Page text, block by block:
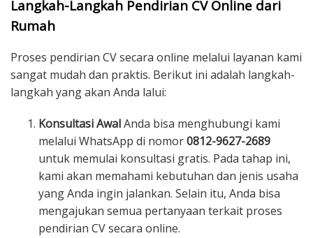
Langkah-Langkah Pendirian CV Online dari
Rumah
Proses pendirian CV secara online melalui layanan kami
sangat mudah dan praktis. Berikut ini adalah langkah-
langkah yang akan Anda lalui:
Konsultasi AwalAnda bisa menghubungi kami
melalui WhatsApp di nomor0812-9627-2689
untuk memulai konsultasi gratis. Pada tahap ini,
kami akan memahami kebutuhan dan jenis usaha
yang Anda ingin jalankan. Selain itu, Anda bisa
mengajukan semua pertanyaan terkait proses
pendirian CV secara online.